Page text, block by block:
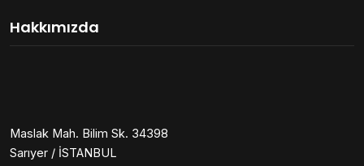
Hakkımızda
Maslak Mah. Bilim Sk. 34398
Sarıyer / İSTANBUL